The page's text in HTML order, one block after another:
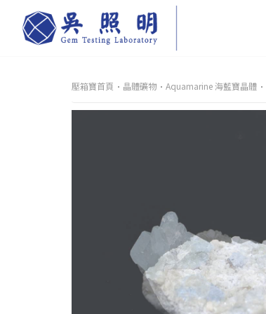
壓箱寶首頁 晶體礦物 Aquamarine 海藍寶晶體